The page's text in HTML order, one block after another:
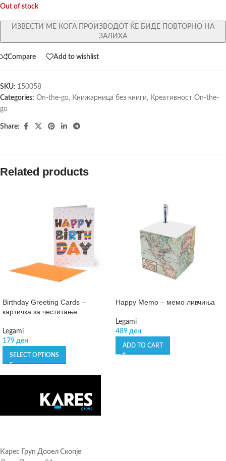
Out of stock
ИЗВЕСТИ МЕ КОГА ПРОИЗВОДОТ ЌЕ БИДЕ ПОВТОРНО НА
ЗАЛИХА
Compare Add to wishlist
SKU: 150058
Categories: On-the-go, Книжарница без книги, Креативност On-the-
go
Share:
Related products
Birthday Greeting Cards –
картичка за честитање
Legami
179 ден
SELECT OPTIONS
Happy Memo – мемо ливчиња
Legami
489 ден
ADD TO CART
Карес Груп Дооел Скопје